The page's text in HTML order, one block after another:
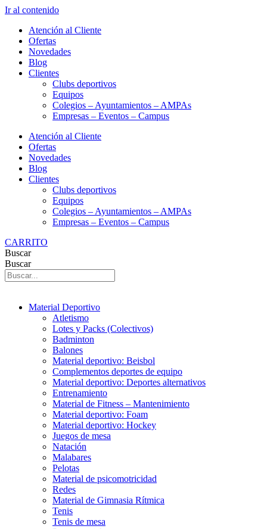
Ir al contenido
Atención al Cliente
Ofertas
Novedades
Blog
Clientes
Clubs deportivos
Equipos
Colegios – Ayuntamientos – AMPAs
Empresas – Eventos – Campus
Atención al Cliente
Ofertas
Novedades
Blog
Clientes
Clubs deportivos
Equipos
Colegios – Ayuntamientos – AMPAs
Empresas – Eventos – Campus
CARRITO
Buscar
Buscar
Material Deportivo
Atletismo
Lotes y Packs (Colectivos)
Badminton
Balones
Material deportivo: Beisbol
Complementos deportes de equipo
Material deportivo: Deportes alternativos
Entrenamiento
Material de Fitness – Mantenimiento
Material deportivo: Foam
Material deportivo: Hockey
Juegos de mesa
Natación
Malabares
Pelotas
Material de psicomotricidad
Redes
Material de Gimnasia Rítmica
Tenis
Tenis de mesa